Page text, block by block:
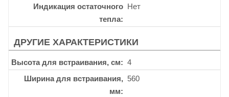
Индикация остаточного
тепла
Нет
ДРУГИЕ ХАРАКТЕРИСТИКИ
Высота для встраивания, см
4
Ширина для встраивания,
мм
560